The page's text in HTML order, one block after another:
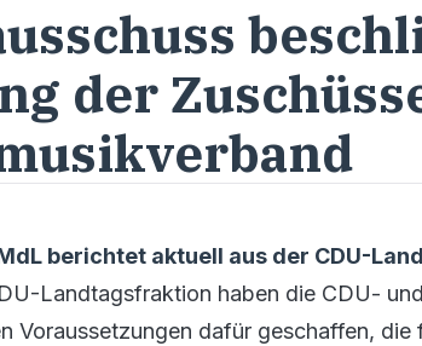
der
berichtet aktuell aus der CDU-
Landtagsfraktion haben die CDU-
Voraussetzungen dafür geschaffen,